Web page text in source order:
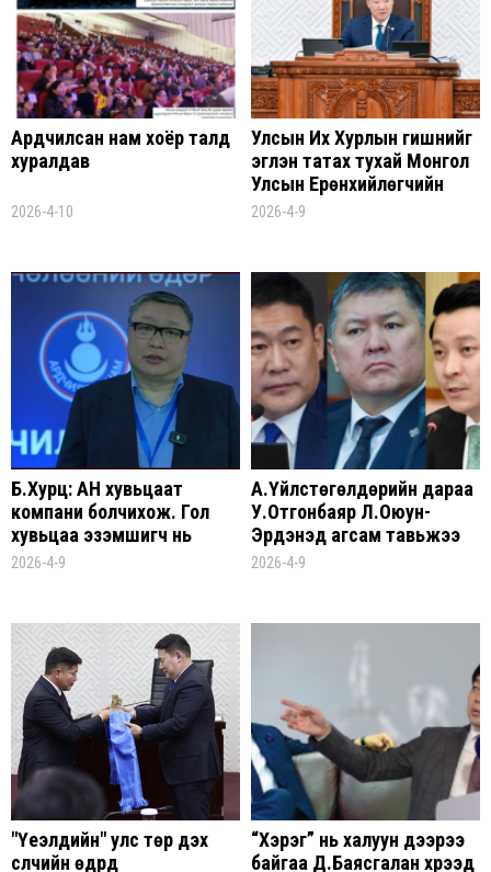
Ардчилсан нам хоёр талд
хуралдав
2026-4-10
Улсын Их Хурлын гишүүнийг
эгүүлэн татах тухай Монгол
Улсын Ерөнхийлөгчийн
санаачилсан хуулийн
2026-4-9
Б.Хурц: АН хувьцаат
компани болчихож. Гол
хувьцаа эзэмшигч нь
"Женко"
2026-4-9
А.Үйлстөгөлдөрийн дараа
У.Отгонбаяр Л.Оюун-
Эрдэнэд агсам тавьжээ
2026-4-9
"Үеэлүүдийн" улс төр дэх
сүүлчийн өдрүүд
“Хэрэг” нь халуун дээрээ
байгаа Д.Баясгалан хүрээд